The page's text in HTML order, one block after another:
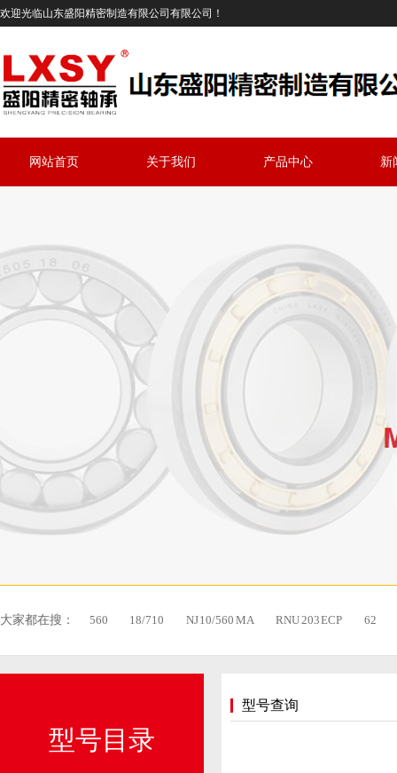
欢迎光临山东盛阳精密制造有限公司有限公司！
网站首页 关于我们 产品中心 新
大家都在搜： 560 18/710 NJ 10/560 MA RNU 203 ECP 62
型号目录
型号查询